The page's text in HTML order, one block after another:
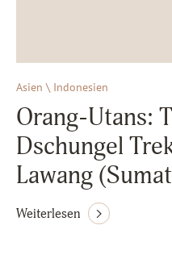
Asien \ Indonesien
Orang-Utans:
Dschungel
Lawang
Weiterlesen